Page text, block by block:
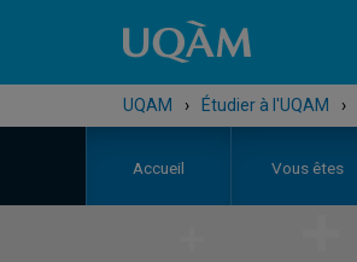
UQAM › Étudier à l'UQAM ›
Accueil Vous êtes